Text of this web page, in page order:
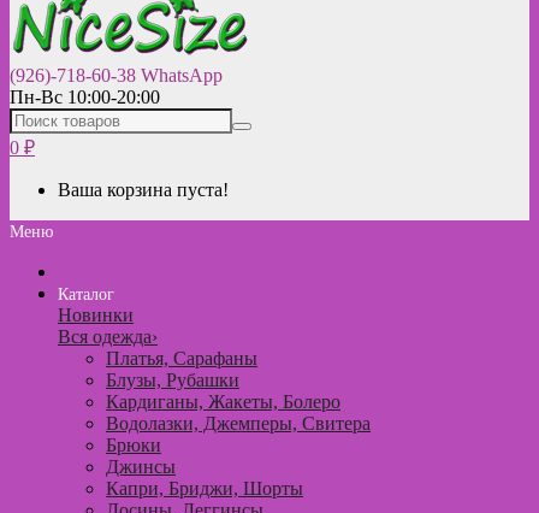
(926)-718-60-38 WhatsApp
Пн-Вс 10:00-20:00
0 ₽
Ваша корзина пуста!
Меню
Каталог
Новинки
Вся одежда›
Платья, Сарафаны
Блузы, Рубашки
Кардиганы, Жакеты, Болеро
Водолазки, Джемперы, Свитера
Брюки
Джинсы
Капри, Бриджи, Шорты